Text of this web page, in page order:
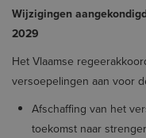
Wijzigingen
2029
Het Vlaamse
versoepelingen aan voor
Afschaffing van het
toekomst naar